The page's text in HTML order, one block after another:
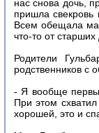
нас снова дочь,
пришла свекровь
Всем обещала
что-то от
Родители
родственников с
- Я вообще
При этом
хорошей, это и